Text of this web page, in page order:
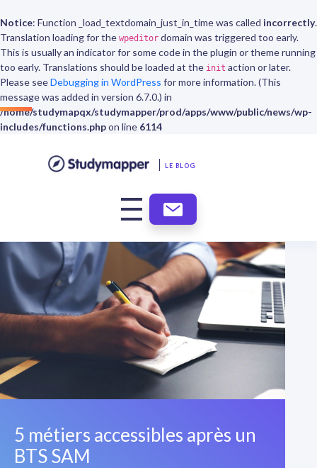
Notice: Function _load_textdomain_just_in_time was called incorrectly.
Translation loading for the wpeditor domain was triggered too early.
This is usually an indicator for some code in the plugin or theme running
too early. Translations should be loaded at the init action or later.
Please seeDebugging in WordPress for more information. (This
message was added in version 6.7.0.) in
/home/studymapqx/studymapper/prod/apps/www/public/news/wp-
includes/functions.phpon line 6114
LE BLOG
ABONNEMENT
5 métiers accessibles après un
BTS SAM